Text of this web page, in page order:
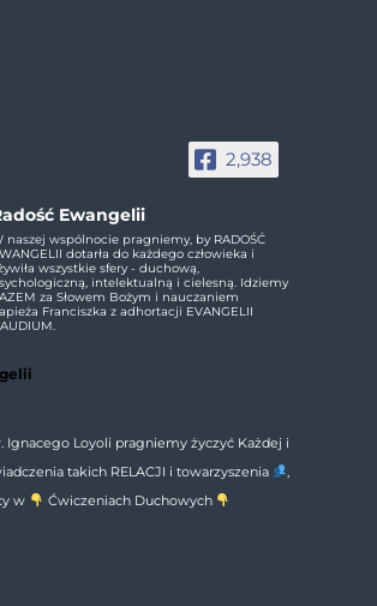
2,938
Ewangelii
naszej wspólnocie pragniemy, by RADOŚĆ
dotarła do każdego człowieka i
wszystkie sfery - duchową,
intelektualną i cielesną. Idziemy
za Słowem Bożym i nauczaniem
Franciszka z adhortacji EVANGELII
Ignacego Loyoli pragniemy życzyć Każdej i
takich RELACJI i towarzyszenia
,
w
Ćwiczeniach Duchowych